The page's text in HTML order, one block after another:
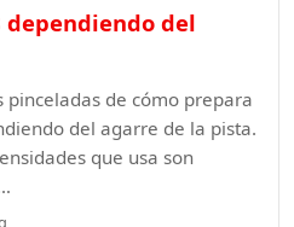
dependiendo del
pinceladas de cómo prepara
del agarre de la pista.
que usa son